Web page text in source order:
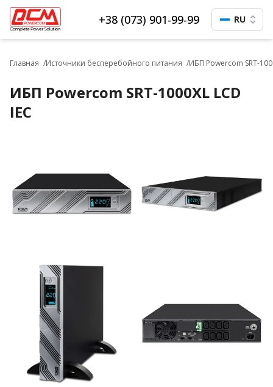
+38 (073) 901-99-99 RU
Главная Источники бесперебойного питания ИБП Powercom SRT-
ИБП Powercom SRT-1000XL LCD
IEC